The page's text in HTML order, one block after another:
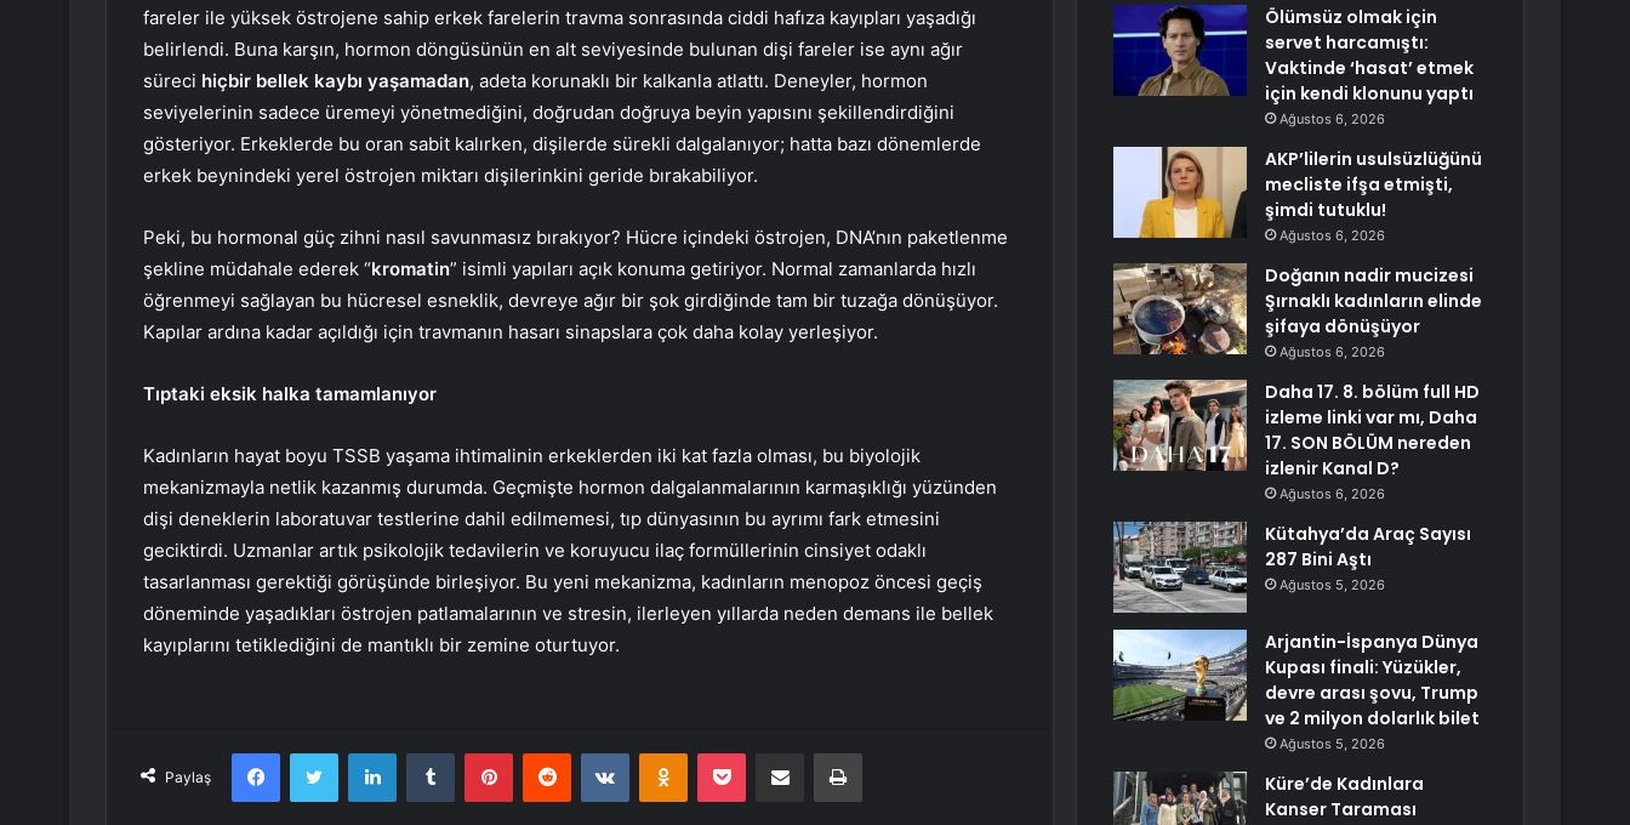
fareler ile yüksek östrojene sahip erkek farelerin travma sonrasında ciddi hafıza kayıpları yaşadığı
belirlendi. Buna karşın, hormon döngüsünün en alt seviyesinde bulunan dişi fareler ise aynı ağır
süreci hiçbir bellek kaybı yaşamadan, adeta korunaklı bir kalkanla atlattı. Deneyler, hormon
seviyelerinin sadece üremeyi yönetmediğini, doğrudan doğruya beyin yapısını şekillendirdiğini
gösteriyor. Erkeklerde bu oran sabit kalırken, dişilerde sürekli dalgalanıyor; hatta bazı dönemlerde
erkek beynindeki yerel östrojen miktarı dişilerinkini geride bırakabiliyor.
Peki, bu hormonal güç zihni nasıl savunmasız bırakıyor? Hücre içindeki östrojen, DNA’nın paketlenme
şekline müdahale ederek “kromatin” isimli yapıları açık konuma getiriyor. Normal zamanlarda hızlı
öğrenmeyi sağlayan bu hücresel esneklik, devreye ağır bir şok girdiğinde tam bir tuzağa dönüşüyor.
Kapılar ardına kadar açıldığı için travmanın hasarı sinapslara çok daha kolay yerleşiyor.
Tıptaki eksik halka tamamlanıyor
Kadınların hayat boyu TSSB yaşama ihtimalinin erkeklerden iki kat fazla olması, bu biyolojik
mekanizmayla netlik kazanmış durumda. Geçmişte hormon dalgalanmalarının karmaşıklığı yüzünden
dişi deneklerin laboratuvar testlerine dahil edilmemesi, tıp dünyasının bu ayrımı fark etmesini
geciktirdi. Uzmanlar artık psikolojik tedavilerin ve koruyucu ilaç formüllerinin cinsiyet odaklı
tasarlanması gerektiği görüşünde birleşiyor. Bu yeni mekanizma, kadınların menopoz öncesi geçiş
döneminde yaşadıkları östrojen patlamalarının ve stresin, ilerleyen yıllarda neden demans ile bellek
kayıplarını tetiklediğini de mantıklı bir zemine oturtuyor.
Paylaş
FacebookTwitter LinkedInTumblr PinterestReddit VKontakteOdnoklassniki
Pocket E-Posta ile paylaş Yazdır
Ölümsüz olmak için
servet harcamıştı:
Vaktinde ‘hasat’ etmek
için kendi klonunu yaptı
Ağustos 6, 2026
AKP’lilerin usulsüzlüğünü
mecliste ifşa etmişti,
şimdi tutuklu!
Ağustos 6, 2026
Doğanın nadir mucizesi
Şırnaklı kadınların elinde
şifaya dönüşüyor
Ağustos 6, 2026
Daha 17. 8. bölüm full HD
izleme linki var mı, Daha
17. SON BÖLÜM nereden
izlenir Kanal D?
Ağustos 6, 2026
Kütahya’da Araç Sayısı
287 Bini Aştı
Ağustos 5, 2026
Arjantin-İspanya Dünya
Kupası finali: Yüzükler,
devre arası şovu, Trump
ve 2 milyon dolarlık bilet
Ağustos 5, 2026
Küre’de Kadınlara
Kanser Taraması